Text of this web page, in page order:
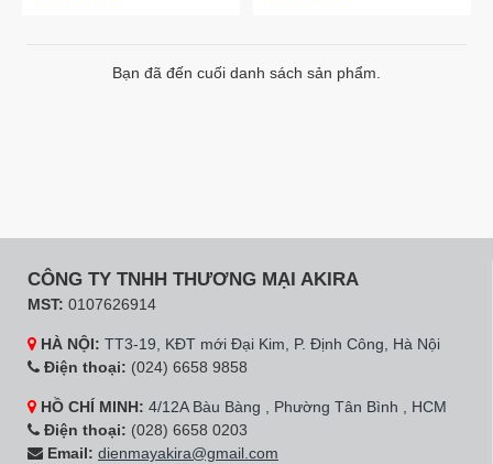
Bạn đã đến cuối danh sách sản phẩm.
CÔNG TY TNHH THƯƠNG MẠI AKIRA
MST: 0107626914
HÀ NỘI: TT3-19, KĐT mới Đại Kim, P. Định Công, Hà Nội
Điện thoại: (024) 6658 9858
HỒ CHÍ MINH: 4/12A Bàu Bàng , Phường Tân Bình , HCM
Điện thoại: (028) 6658 0203
Email: dienmayakira@gmail.com